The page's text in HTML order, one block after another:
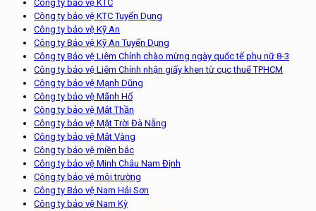
Công ty bảo vệ KTC
Công ty bảo vệ KTC Tuyển Dụng
Công ty bảo vệ Kỹ An
Công ty Bảo vệ Kỹ An Tuyển Dụng
Công ty Bảo vệ Liêm Chính chào mừng ngày quốc tế phụ nữ 8-3
Công ty bảo vệ Liêm Chính nhận giấy khen từ cục thuế TPHCM
Công ty bảo vệ Mạnh Dũng
Công ty bảo vệ Mãnh Hổ
Công ty bảo vệ Mắt Thần
Công ty bảo vệ Mặt Trời Đà Nẵng
Công ty bảo vệ Mắt Vàng
Công ty bảo vệ miền bắc
Công ty bảo vệ Minh Châu Nam Định
Công ty bảo vệ môi trường
Công ty Bảo vệ Nam Hải Sơn
Công ty bảo vệ Nam Kỳ